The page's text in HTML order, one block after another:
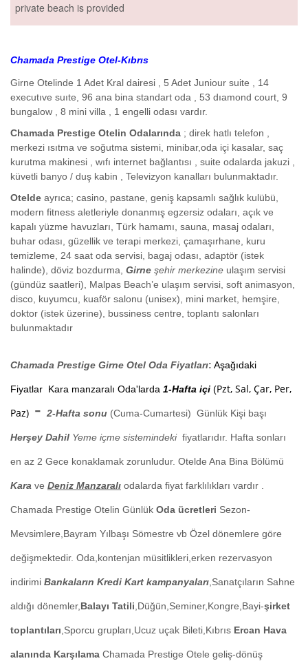
private beach is provided
Chamada Prestige Otel-Kıbrıs
Girne Otelinde 1 Adet Kral dairesi , 5 Adet Juniour suite , 14
executıve suıte, 96 ana bina standart oda , 53 dıamond court, 9
bungalow , 8 mini villa , 1 engelli odası vardır.
Chamada Prestige Otelin Odalarında ; direk hatlı telefon ,
merkezi ısıtma ve soğutma sistemi, minibar,oda içi kasalar, saç
kurutma makinesi , wıfı internet bağlantısı , suite odalarda jakuzi ,
küvetli banyo / duş kabin , Televizyon kanalları bulunmaktadır.
Otelde ayrıca; casino, pastane, geniş kapsamlı sağlık kulübü,
modern fitness aletleriyle donanmış egzersiz odaları, açık ve
kapalı yüzme havuzları, Türk hamamı, sauna, masaj odaları,
buhar odası, güzellik ve terapi merkezi, çamaşırhane, kuru
temizleme, 24 saat oda servisi, bagaj odası, adaptör (istek
halinde), döviz bozdurma, Girne şehir merkezine ulaşım servisi
(gündüz saatleri), Malpas Beach’e ulaşım servisi, soft animasyon,
disco, kuyumcu, kuaför salonu (unisex), mini market, hemşire,
doktor (istek üzerine), bussiness centre, toplantı salonları
bulunmaktadır
Chamada Prestige Girne Otel Oda Fiyatları: Aşağıdaki
Fiyatlar Kara manzaralı Oda'larda 1-Hafta içi (Pzt, Sal, Çar, Per,
Paz) - 2-Hafta sonu (Cuma-Cumartesi) Günlük Kişi başı
Herşey Dahil Yeme içme sistemindekifiyatlarıdır. Hafta sonları
en az 2 Gece konaklamak zorunludur. Otelde Ana Bina Bölümü
Kara ve Deniz Manzaralı odalarda fiyat farklılıkları vardır .
Chamada Prestige Otelin Günlük Oda ücretleri Sezon-
Mevsimlere,Bayram Yılbaşı Sömestre vb Özel dönemlere göre
değişmektedir. Oda,kontenjan müsitlikleri,erken rezervasyon
indirimi Bankaların Kredi Kart kampanyaları ,Sanatçıların Sahne
aldığı dönemler, Balayı Tatili ,Düğün,Seminer,Kongre,Bayi-şirket
toplantıları ,Sporcu grupları,Ucuz uçak Bileti,Kıbrıs Ercan Hava
alanında Karşılama Chamada Prestige Otele geliş-dönüş